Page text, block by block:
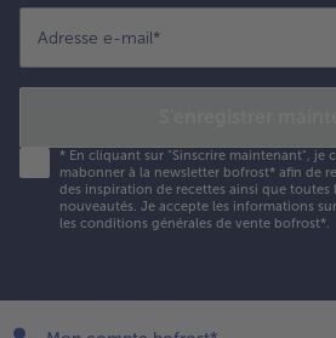
Adresse e-mail*
* En cliquant sur "Sinscrire maintenant", je
mabonner à la newsletter bofrost* afin de
des inspiration de recettes ainsi que toutes
nouveautés. Je accepte les informations
les conditions générales de vente bofrost*